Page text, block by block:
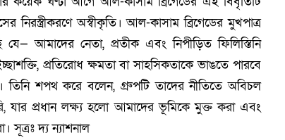
অস্বীকৃতি। আল-কাসাম ব্রিগেডের মুখপাত্র
আমাদের নেতা, প্রতীক এবং নিপীড়িত ফিলিস্তিনি
প্রতিরোধ ক্ষমতা বা সাহসিকতাকে ভাঙতে পারবে
শপথ করে বলেন, গ্রুপটি তাদের নীতিতে অবিচল
যার প্রধান লক্ষ্য হলো আমাদের ভূমিকে মুক্ত করা এবং
সূত্রঃ দ্য ন্যাশনাল